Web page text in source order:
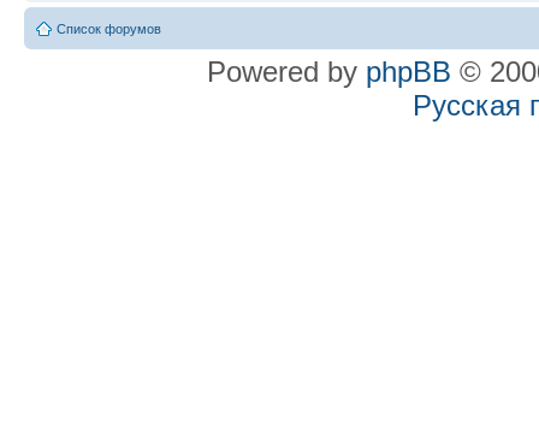
Список форумов
Powered by phpBB ©
Русская